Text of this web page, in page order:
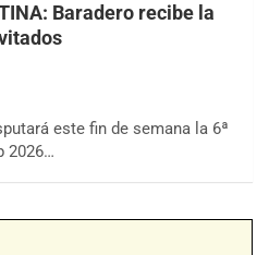
Baradero recibe la
este fin de semana la 6ª
2026…